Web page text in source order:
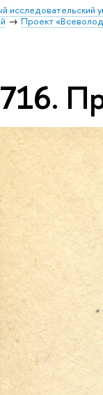
исследовательский
Проект
716.